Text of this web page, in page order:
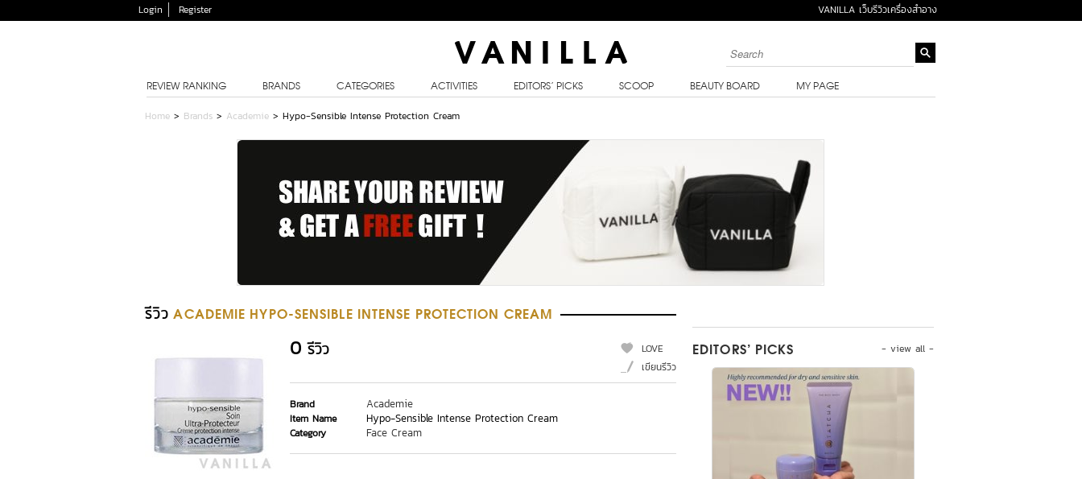
Login Register VANILLA เว็บรีวิวเครื่องสำอาง
REVIEW RANKING BRANDS CATEGORIES ACTIVITIES EDITORS’ PICKS SCOOP BEAUTY BOARD MY PAGE
Home > Brands > Academie > Hypo-Sensible Intense Protection Cream
รีวิว ACADEMIE HYPO-SENSIBLE INTENSE PROTECTION CREAM
0 รีวิว
LOVE
เขียนรีวิว
Brand Academie
Item Name Hypo-Sensible Intense Protection Cream
Category Face Cream
- view all -
EDITORS’ PICKS